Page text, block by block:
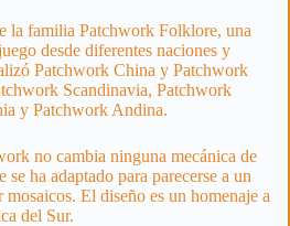
la familia Patchwork Folklore, una
desde diferentes naciones y
Patchwork China y Patchwork
Scandinavia, Patchwork
y Patchwork Andina.
no cambia ninguna mecánica de
ha adaptado para parecerse a un
El diseño es un homenaje a
del Sur.